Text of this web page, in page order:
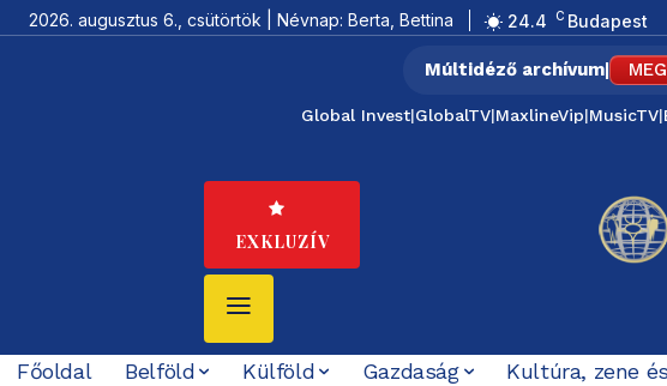
2026. augusztus 6., csütörtök | Névnap: Berta, Bettina 24.4 C Budapest
Múltidéző archívum|
Global Invest|GlobalTV|MaxlineVip|MusicTV|
EXKLUZÍV
Főoldal Belföld Külföld Gazdaság Kultúra, zene